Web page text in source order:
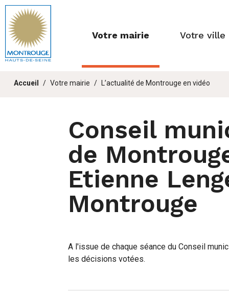
Fenêtre
de
chat
Votre mairie Votre ville
Vous
Accueil Votre mairie L’actualité de Montrouge en vidéo
Conseil
de
Etienne
Montrouge
A l'issue de chaque séance du Conseil
les décisions votées.